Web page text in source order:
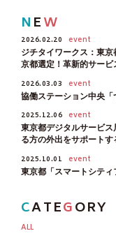
NEW
2026.02.20 event
ジチタイワークス：東
京都選定！革新的サー
2026.03.03 event
協働ステーション中央
2025.12.06 event
東京都デジタルサービ
る方の外出をサポート
2025.10.01 event
東京都「スマートシテ
CATEGORY
ALL